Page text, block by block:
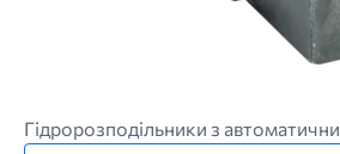
Гідророзподільники з